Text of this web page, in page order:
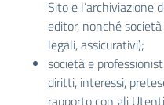
Sito e l’archiviazione
editor, nonché
legali, assicurativi);
società e
diritti, interessi,
rapporto con gli